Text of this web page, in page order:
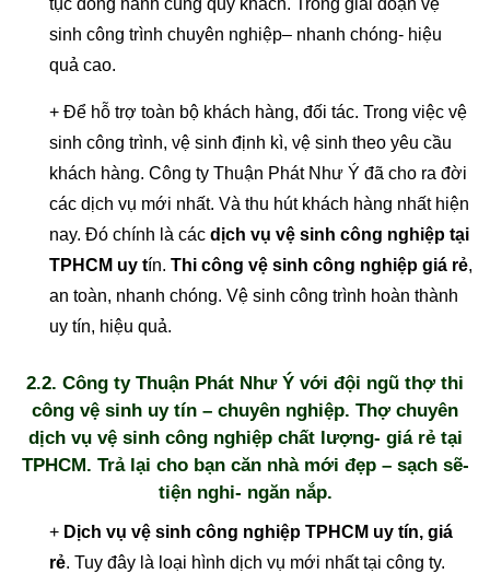
tục đồng hành cùng quý khách. Trong giai đoạn vệ
sinh công trình chuyên nghiệp– nhanh chóng- hiệu
quả cao.
+ Để hỗ trợ toàn bộ khách hàng, đối tác. Trong việc vệ
sinh công trình, vệ sinh định kì, vệ sinh theo yêu cầu
khách hàng. Công ty Thuận Phát Như Ý đã cho ra đời
các dịch vụ mới nhất. Và thu hút khách hàng nhất hiện
nay. Đó chính là các dịch vụ vệ sinh công nghiệp tại
TPHCM uy tín. Thi công vệ sinh công nghiệp giá rẻ,
an toàn, nhanh chóng. Vệ sinh công trình hoàn thành
uy tín, hiệu quả.
2.2. Công ty Thuận Phát Như Ý với đội ngũ thợ thi
công vệ sinh uy tín – chuyên nghiệp. Thợ chuyên
dịch vụ vệ sinh công nghiệp chất lượng- giá rẻ tại
TPHCM. Trả lại cho bạn căn nhà mới đẹp – sạch sẽ-
tiện nghi- ngăn nắp.
+ Dịch vụ vệ sinh công nghiệp TPHCM uy tín, giá
rẻ. Tuy đây là loại hình dịch vụ mới nhất tại công ty.